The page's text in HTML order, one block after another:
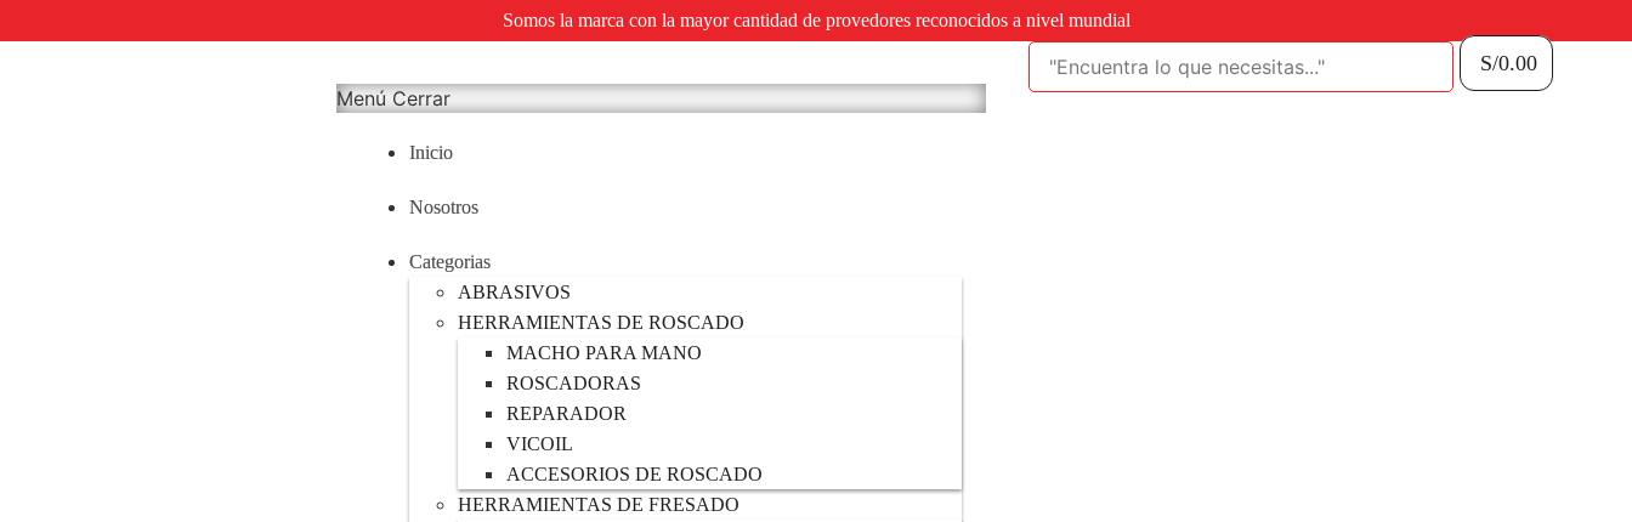
Somos la marca con la mayor cantidad de provedores reconocidos a nivel mundial
Menú Cerrar
Inicio
Nosotros
Categorias
ABRASIVOS
HERRAMIENTAS DE ROSCADO
MACHO PARA MANO
ROSCADORAS
REPARADOR
VICOIL
ACCESORIOS DE ROSCADO
HERRAMIENTAS DE FRESADO
S/0.00